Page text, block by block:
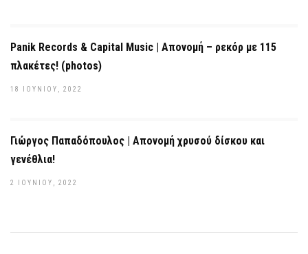
Panik Records & Capital Music | Απονομή – ρεκόρ με 115
πλακέτες! (photos)
18 ΙΟΥΝΊΟΥ, 2022
Γιώργος Παπαδόπουλος | Απονομή χρυσού δίσκου και
γενέθλια!
2 ΙΟΥΝΊΟΥ, 2022